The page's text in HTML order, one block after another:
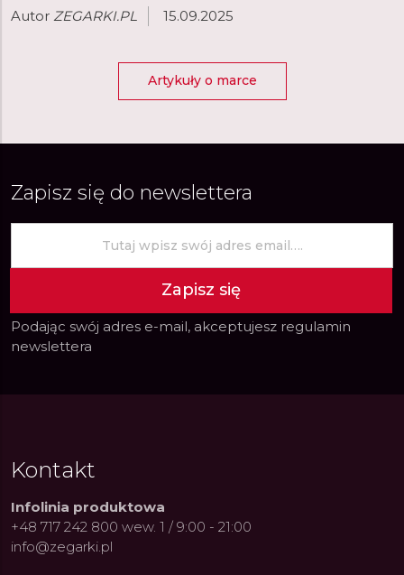
Autor ZEGARKI.PL 15.09.2025
Artykuły o marce
Zapisz się do newslettera
Zapisz się
Podając swój adres e-mail, akceptujesz regulamin
newslettera
Kontakt
Infolinia produktowa
+48 717 242 800 wew. 1 / 9:00 - 21:00
info@zegarki.pl